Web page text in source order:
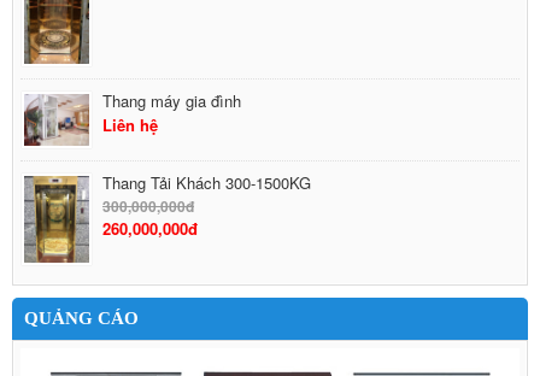
Thang máy gia đình
Liên hệ
Thang Tải Khách 300-1500KG
300,000,000đ
260,000,000đ
QUẢNG CÁO